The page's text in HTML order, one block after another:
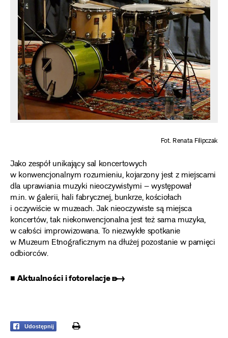
Fot. Renata Filipczak
Jako zespół unikający sal koncertowych
w konwencjonalnym rozumieniu, kojarzony jest z miejscami
dla uprawiania muzyki nieoczywistymi – występował
m.in. w galerii, hali fabrycznej, bunkrze, kościołach
i oczywiście w muzeach. Jak nieoczywiste są miejsca
koncertów, tak niekonwencjonalna jest też sama muzyka,
w całości improwizowana. To niezwykłe spotkanie
w Muzeum Etnograficznym na dłużej pozostanie w pamięci
odbiorców.
■ Aktualności i fotorelacje ➸
Udostępnij print